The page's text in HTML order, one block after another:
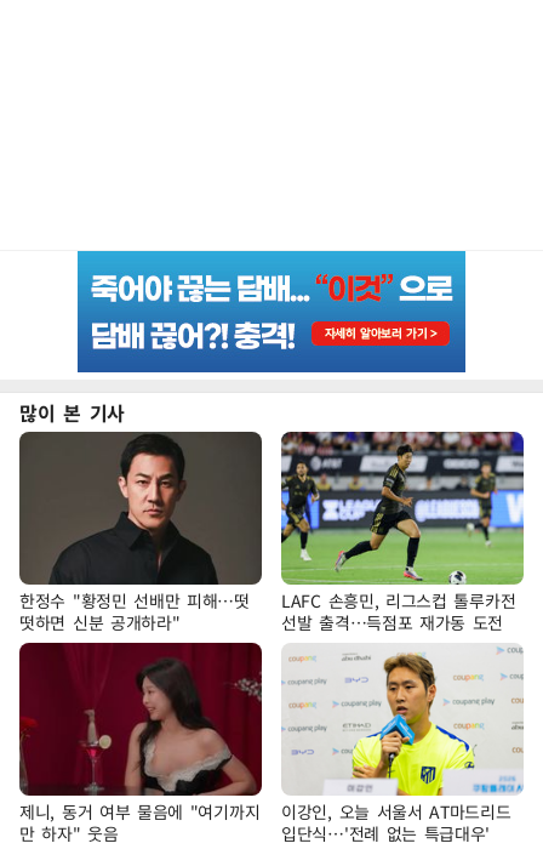
많이 본 기사
한정수 "황정민 선배만 피해…떳
떳하면 신분 공개하라"
LAFC 손흥민, 리그스컵 톨루카전
선발 출격…득점포 재가동 도전
제니, 동거 여부 물음에 "여기까지
만 하자" 웃음
이강인, 오늘 서울서 AT마드리드
입단식…'전례 없는 특급대우'